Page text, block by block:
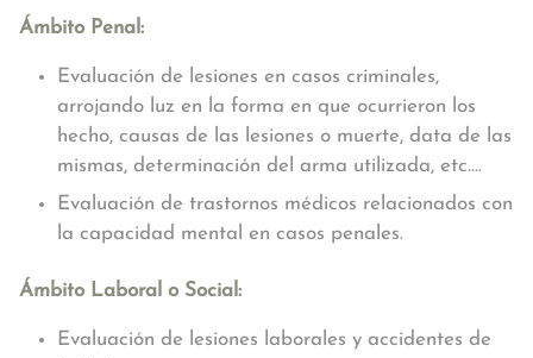
Ámbito Penal:
Evaluación de lesiones en casos criminales,
arrojando luz en la forma en que ocurrieron los
hecho, causas de las lesiones o muerte, data de las
mismas, determinación del arma utilizada, etc....
Evaluación de trastornos médicos relacionados con
la capacidad mental en casos penales.
Ámbito Laboral o Social:
Evaluación de lesiones laborales y accidentes de